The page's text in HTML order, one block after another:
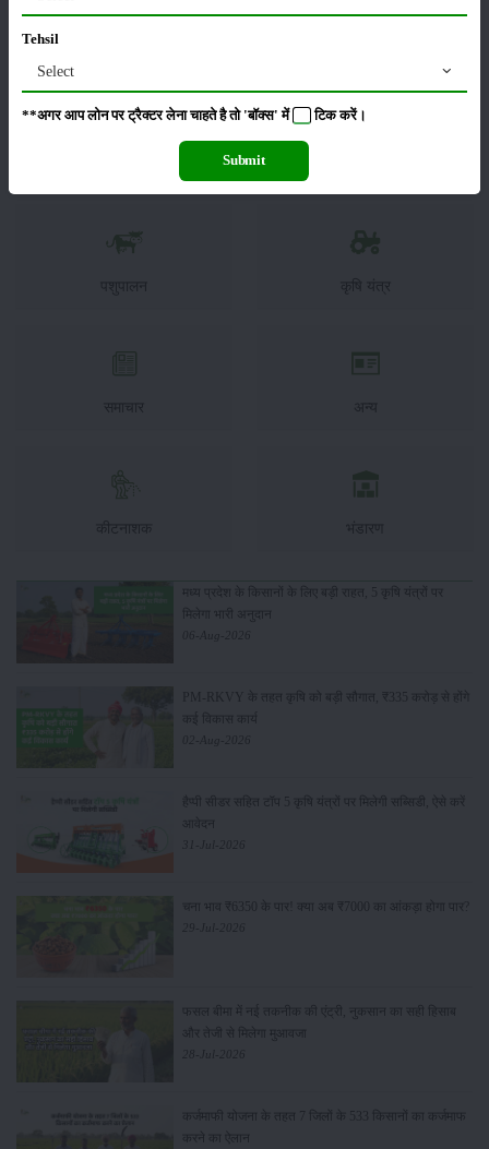
पशुपालन कृषि यंत्र
समाचार अन्य
कीटनाशक भंडारण
मध्य प्रदेश के किसानों के लिए बड़ी राहत, 5 कृषि यंत्रों पर
मिलेगा भारी अनुदान
06-Aug-2026
PM-RKVY के तहत कृषि को बड़ी सौगात, ₹335 करोड़ से होंगे
कई विकास कार्य
02-Aug-2026
हैप्पी सीडर सहित टॉप 5 कृषि यंत्रों पर मिलेगी सब्सिडी, ऐसे करें
आवेदन
31-Jul-2026
चना भाव ₹6350 के पार! क्या अब ₹7000 का आंकड़ा होगा पार?
29-Jul-2026
फसल बीमा में नई तकनीक की एंट्री, नुकसान का सही हिसाब
और तेजी से मिलेगा मुआवजा
28-Jul-2026
कर्जमाफी योजना के तहत 7 जिलों के 533 किसानों का कर्जमाफ
करने का ऐलान
Tehsil
Select
**अगर आप लोन पर ट्रैक्टर लेना चाहते है तो 'बॉक्स' में टिककरें।
Submit